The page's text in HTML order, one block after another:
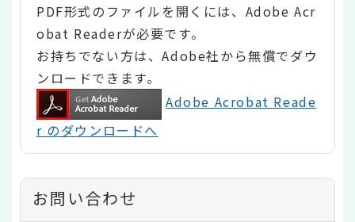
PDF形式のファイルを開くには、Adobe Acr
obat Readerが必要です。
お持ちでない方は、Adobe社から無償でダウ
ンロードできます。
Adobe Acrobat Reade
r のダウンロードへ
お問い合わせ